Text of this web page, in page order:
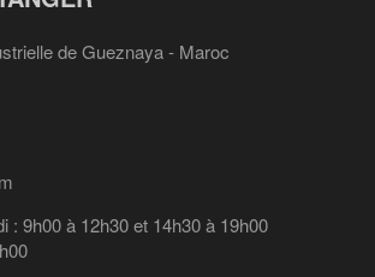
de Gueznaya - Maroc
: 9h00 à 12h30 et 14h30 à 19h00